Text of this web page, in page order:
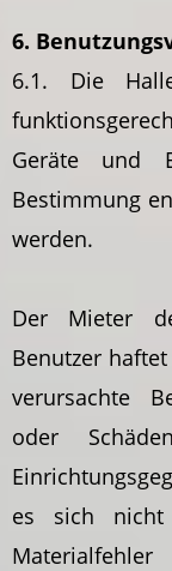
6.
6.1. Die
Geräte und
Bestimmung
werden.
Der Mieter
Benutzer
verursachte
oder
es sich nicht